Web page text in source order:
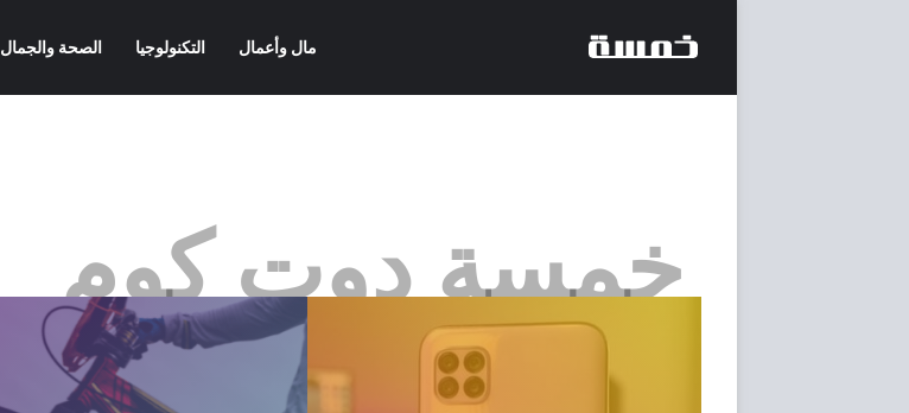
مال وأعمال التكنولوجيا الصحة والجمال
خمسة دوت كوم